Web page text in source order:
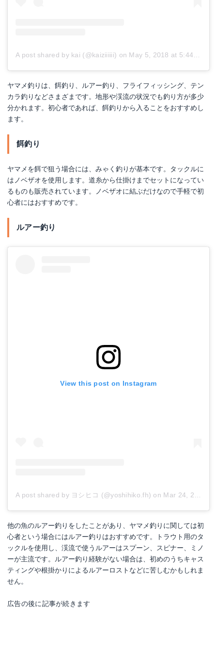
A post shared by kai (@kaiziiiiii) on May 5, 2018 at 5:44am PDT
ヤマメ釣りは、餌釣り、ルアー釣り、フライフィッシング、テン
カラ釣りなどさまざまです。地形や渓流の状況でも釣り方が多少
分かれます。初心者であれば、餌釣りから入ることをおすすめし
ます。
餌釣り
ヤマメを餌で狙う場合には、みゃく釣りが基本です。タックルに
はノベザオを使用します。道糸から仕掛けまでセットになってい
るものも販売されています。ノベザオに結ぶだけなので手軽で初
心者にはおすすめです。
ルアー釣り
View this post on Instagram
A post shared by ヨシヒコ (@yoshihiko.fh) on Mar 24, 2018 at 9:26pm PDT
他の魚のルアー釣りをしたことがあり、ヤマメ釣りに関しては初
心者という場合にはルアー釣りはおすすめです。トラウト用のタ
ックルを使用し、渓流で使うルアーはスプーン、スピナー、ミノ
ーが主流です。ルアー釣り経験がない場合は、初めのうちキャス
ティングや根掛かりによるルアーロストなどに苦しむかもしれま
せん。
広告の後に記事が続きます